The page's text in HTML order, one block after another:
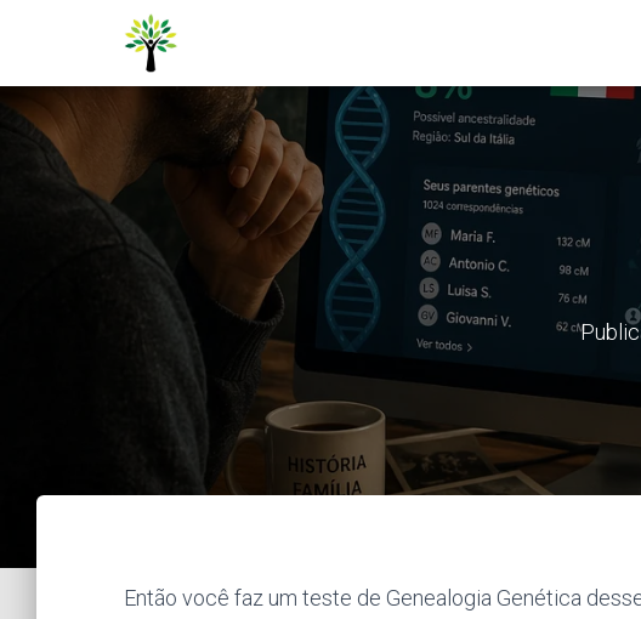
Então você faz um teste de Genealogia Genética